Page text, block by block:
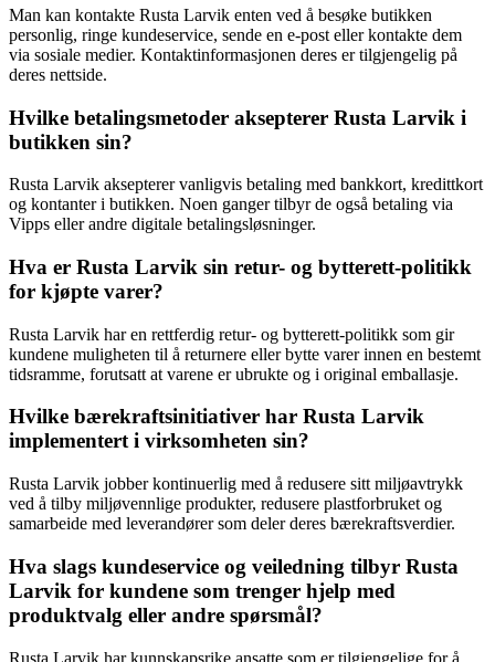
Man kan kontakte Rusta Larvik enten ved å besøke butikken
personlig, ringe kundeservice, sende en e-post eller kontakte dem
via sosiale medier. Kontaktinformasjonen deres er tilgjengelig på
deres nettside.
Hvilke betalingsmetoder aksepterer Rusta Larvik i
butikken sin?
Rusta Larvik aksepterer vanligvis betaling med bankkort, kredittkort
og kontanter i butikken. Noen ganger tilbyr de også betaling via
Vipps eller andre digitale betalingsløsninger.
Hva er Rusta Larvik sin retur- og bytterett-politikk
for kjøpte varer?
Rusta Larvik har en rettferdig retur- og bytterett-politikk som gir
kundene muligheten til å returnere eller bytte varer innen en bestemt
tidsramme, forutsatt at varene er ubrukte og i original emballasje.
Hvilke bærekraftsinitiativer har Rusta Larvik
implementert i virksomheten sin?
Rusta Larvik jobber kontinuerlig med å redusere sitt miljøavtrykk
ved å tilby miljøvennlige produkter, redusere plastforbruket og
samarbeide med leverandører som deler deres bærekraftsverdier.
Hva slags kundeservice og veiledning tilbyr Rusta
Larvik for kundene som trenger hjelp med
produktvalg eller andre spørsmål?
Rusta Larvik har kunnskapsrike ansatte som er tilgjengelige for å